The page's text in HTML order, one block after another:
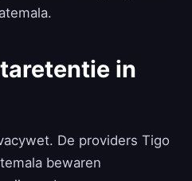
in
De providers Tigo
bewaren